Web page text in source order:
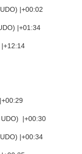
|+00:02
|+01:34
|+12:14
UDO) |+00:30
|+00:34